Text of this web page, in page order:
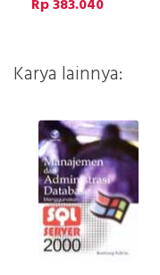
Rp 383.040
Karya lainnya: